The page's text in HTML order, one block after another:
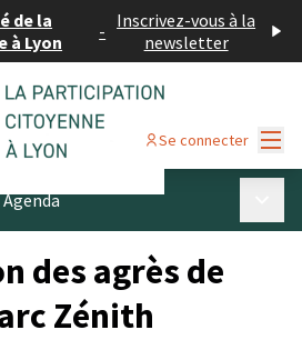
de la
à Lyon
- Inscrivez-vous à la
newsletter
Se connecter
Agenda
des agrès de
Zénith